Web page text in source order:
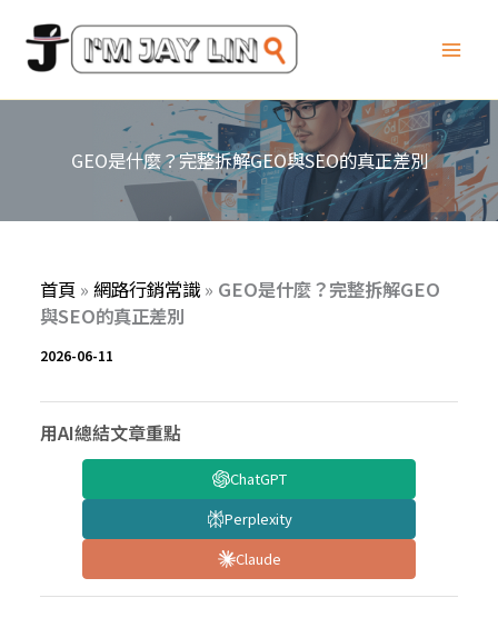
要
GEO是什麼？完整拆解GEO與SEO的真正差別
首頁 »網路行銷常識 » GEO是什麼？完整拆解GEO
與SEO的真正差別
2026-06-11
用AI總結文章重點
ChatGPT
Perplexity
Claude